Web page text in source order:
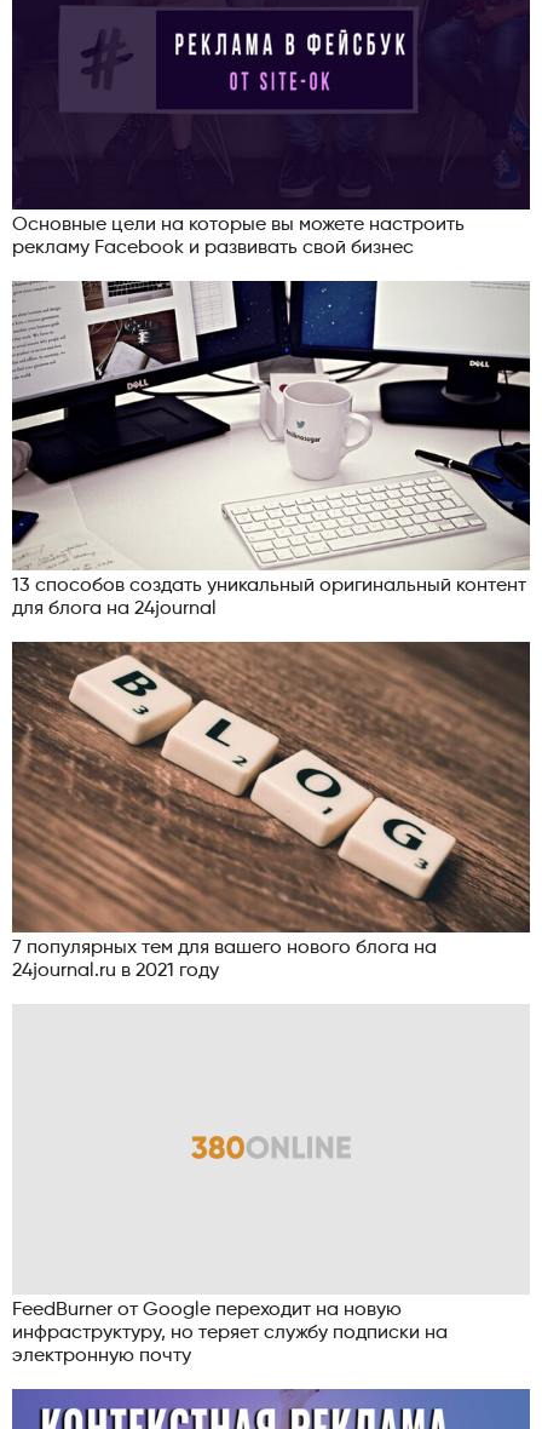
Основные цели на которые вы можете настроить
рекламу Facebook и развивать свой бизнес
13 способов создать уникальный оригинальный контент
для блога на 24journal
7 популярных тем для вашего нового блога на
24journal.ru в 2021 году
FeedBurner от Google переходит на новую
инфраструктуру, но теряет службу подписки на
электронную почту